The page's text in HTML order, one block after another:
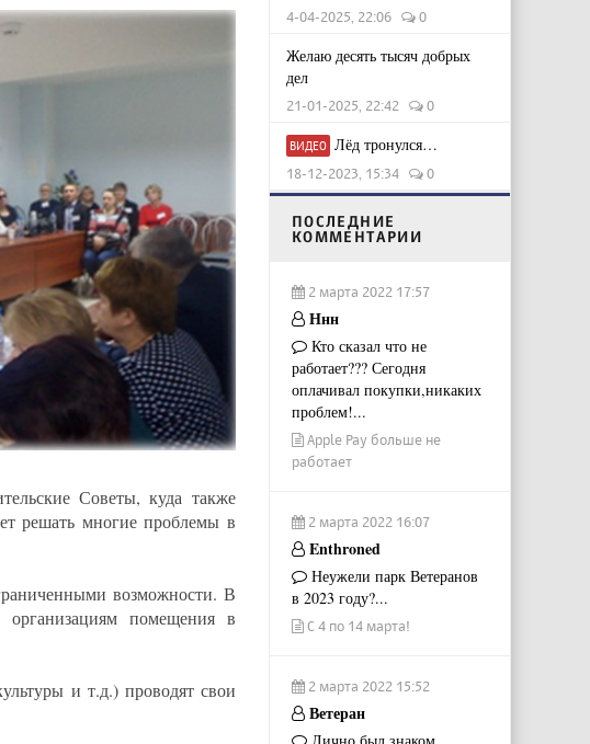
Советы, куда также
решать многие проблемы в
возможности. В
организациям помещения в
и т.д.) проводят свои
4-04-2025, 22:06 0
Желаю десять тысяч добрых
дел
21-01-2025, 22:42 0
ВИДЕО Лёд тронулся…
18-12-2023, 15:34 0
ПОСЛЕДНИЕ
КОММЕНТАРИИ
2 марта 2022 17:57
Ннн
Кто сказал что не
работает??? Сегодня
оплачивал покупки,никаких
проблем!...
Apple Pay больше не
работает
2 марта 2022 16:07
Enthroned
Неужели парк Ветеранов
в 2023 году?...
С 4 по 14 марта!
2 марта 2022 15:52
Ветеран
Лично был знаком